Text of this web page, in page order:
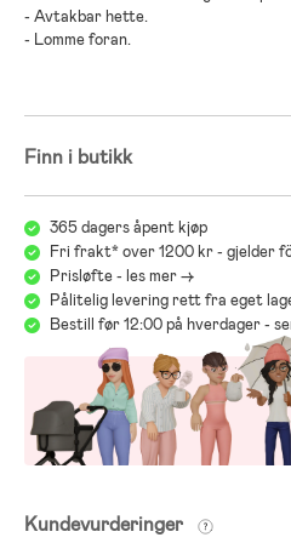
- Avtakbar hette.
- Lomme foran.
Finn i butikk
365 dagers åpent kjøp
Fri frakt* over 1200 kr - gjelder
Prisløfte - les mer ->
Pålitelig levering rett fra eget
Bestill før 12:00 på hverdager -
Kundevurderinger